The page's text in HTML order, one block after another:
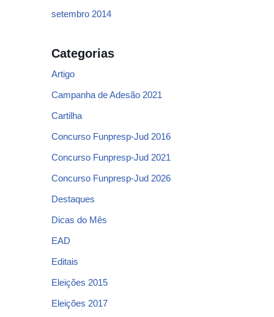
setembro 2014
Categorias
Artigo
Campanha de Adesão 2021
Cartilha
Concurso Funpresp-Jud 2016
Concurso Funpresp-Jud 2021
Concurso Funpresp-Jud 2026
Destaques
Dicas do Mês
EAD
Editais
Eleições 2015
Eleições 2017